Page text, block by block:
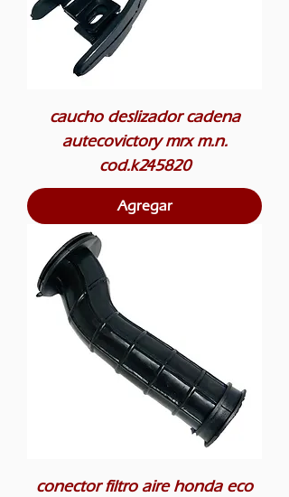
caucho deslizador cadena
autecovictory mrx m.n.
cod.k245820
Agregar
conector filtro aire honda eco